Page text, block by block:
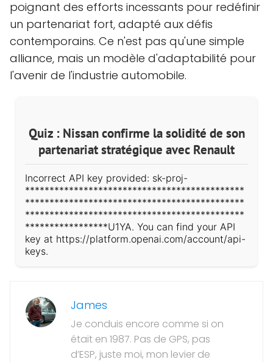
poignant des efforts incessants pour redéfinir
un partenariat fort, adapté aux défis
contemporains. Ce n'est pas qu'une simple
alliance, mais un modèle d'adaptabilité pour
l'avenir de l'industrie automobile.
Quiz : Nissan confirme la solidité de son
partenariat stratégique avec Renault
Incorrect API key provided: sk-proj-
*********************************************
*********************************************
*********************************************
*****************U1YA. You can find your API
key at https://platform.openai.com/account/api-
keys.
James
Je conduis encore comme si on
était en 1987. Pas de GPS, pas
d’ESP, juste moi, mon levier de